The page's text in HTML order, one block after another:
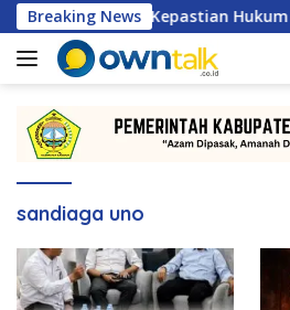
Langsung
ke
konten
Breaking News
Kepastian Hukum di Sektor
sandiaga uno